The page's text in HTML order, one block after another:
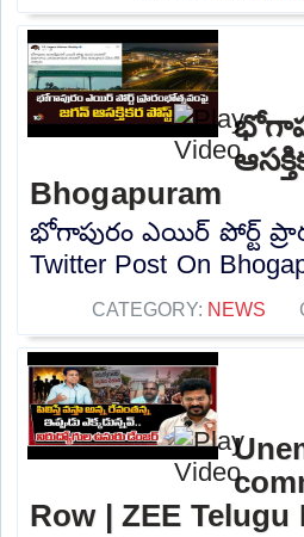
Bhogapuram
భోగాపురం ఎయిర్ పోర్ట్
Twitter Post On
CATEGORY: NEWS
Row | ZEE Telugu